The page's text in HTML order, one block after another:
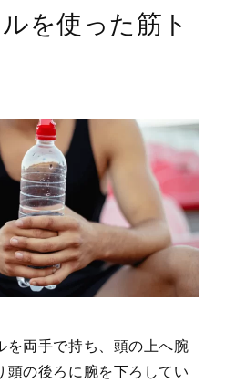
を使った筋ト
を両手で持ち、頭の上へ腕
頭の後ろに腕を下ろしてい